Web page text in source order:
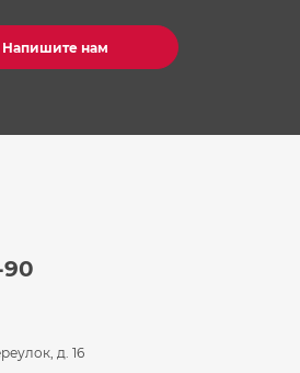
Напишите нам
90
д. 16